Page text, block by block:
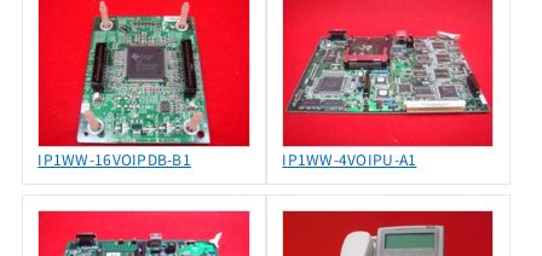
IP1WW-16VOIPDB-B1 IP1WW-4VOIPU-A1